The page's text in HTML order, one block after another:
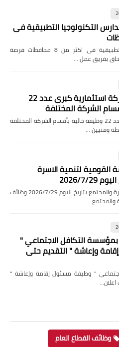
التكنولوجيا التطبيقية فى
وظائف خالية بمدارس التكنولوجيا التطبيقية فى اكثر من 8 محافظات فرصة
بفريق عمل …
اعلان وظائف شركة استثمارية كبرى عدد 22
الشركة المختلفة
اعلان وظائف شركة استثمارية كبرى عدد 22 وظيفة خالية بأقسام الشركة المختلفة
وفنيين …
لتنمية الاسرة
7/29
وظائف المؤسسة القومية لتنمية الاسرة والمجتمع بتاريخ اليوم 2026/7/29 وظائف
والمجتمع…
التكافل الاجتماعي "
وإعاشة " التقديم حتى
" وظيفة مسئول إقامة وإعاشة "
وظائف القطاع العام